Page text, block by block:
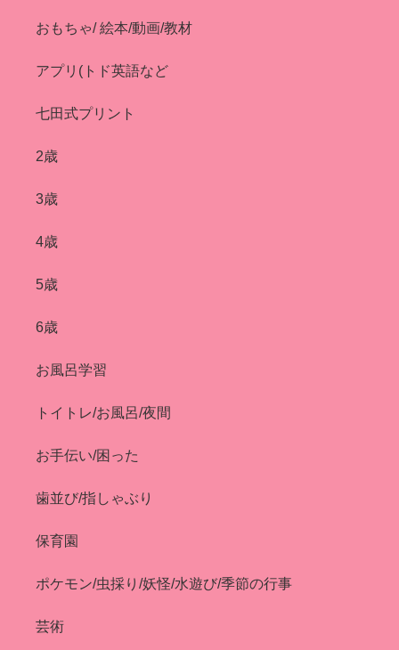
おもちゃ/ 絵本/動画/教材
アプリ(トド英語など
七田式プリント
2歳
3歳
4歳
5歳
6歳
お風呂学習
トイトレ/お風呂/夜間
お手伝い/困った
歯並び/指しゃぶり
保育園
ポケモン/虫採り/妖怪/水遊び/季節の行事
芸術